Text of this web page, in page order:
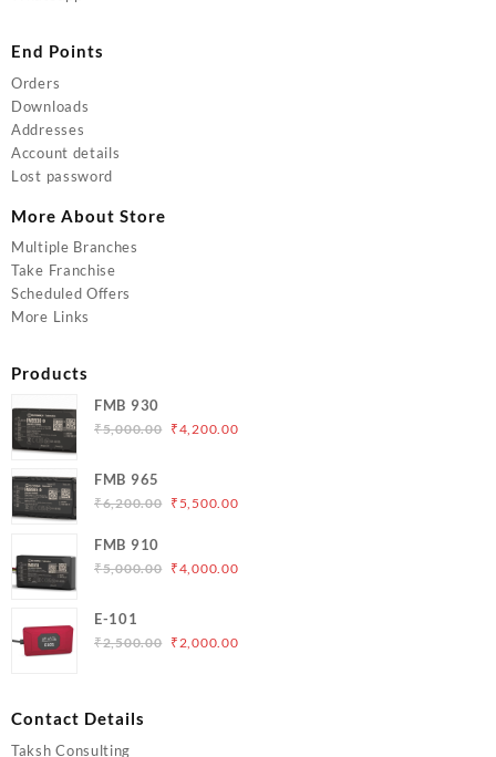
End Points
Orders
Downloads
Addresses
Account details
Lost password
More About Store
Multiple Branches
Take Franchise
Scheduled Offers
More Links
Products
FMB 930
₹5,000.00 Original
₹5,000.00.
₹4,200.00Current
FMB 965
₹6,200.00 Original
₹6,200.00.
₹ 5,500.00Current
₹5,500.00.
FMB 910
₹5,000.00 Original
₹5,000.00.
₹4,000.00Current
E-101
₹2,500.00 Original
₹2,000.00Current
Contact Details
Taksh Consulting